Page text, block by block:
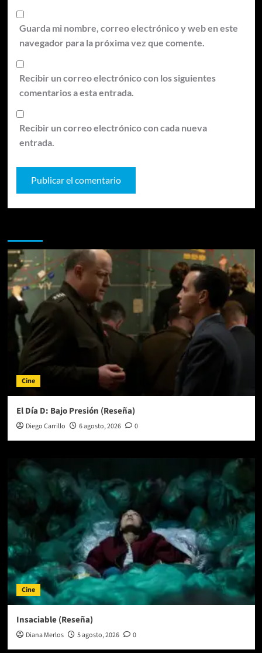
Guarda mi nombre, correo electrónico y web en este
navegador para la próxima vez que comente.
Recibir un correo electrónico con los siguientes
comentarios a esta entrada.
Recibir un correo electrónico con cada nueva
entrada.
Cine
El Día D: Bajo Presión (Reseña)
Diego Carrillo 6 agosto, 2026 0
Cine
Insaciable (Reseña)
Diana Merlos 5 agosto, 2026 0